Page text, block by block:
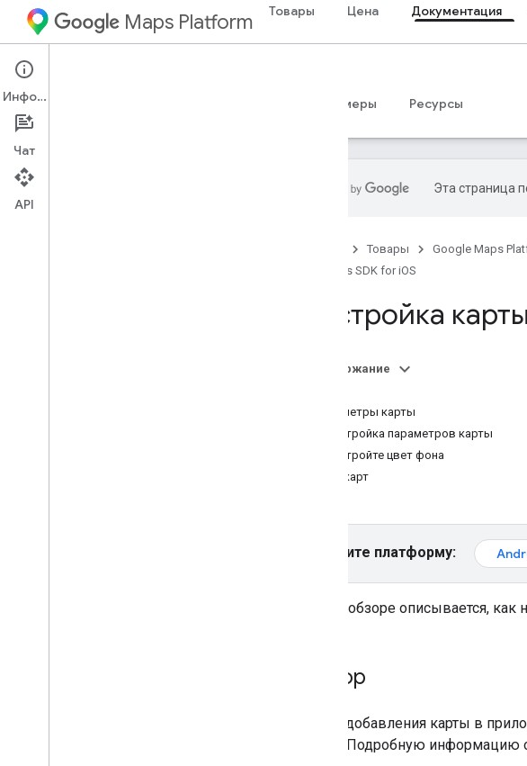
Maps Platform Товары Цена Документация
iOS
Руководства
Примеры Ресурсы
Эта страница
Товары Google Maps
Maps SDK for iOS
Настройка карты
Содержание
Параметры карты
Настройка параметров карты
Настройте цвет фона
Типы карт
Выберите платформу:
В этом обзоре описывается,
Обзор
После добавления карты в
карты. Подробную информацию
Информация
Чат
API